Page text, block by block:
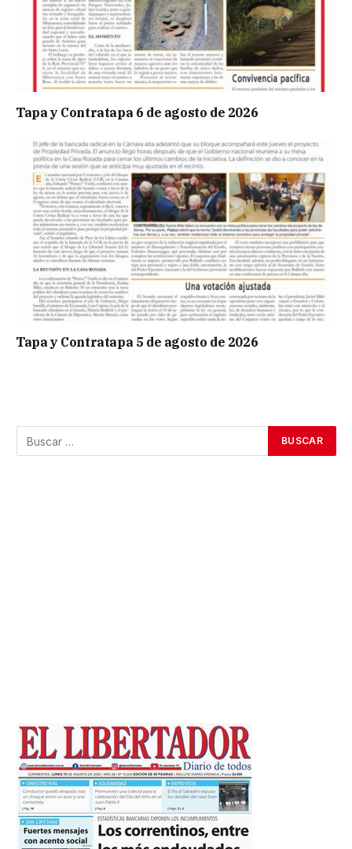
Tapa y Contratapa 6 de agosto de 2026
Tapa y Contratapa 5 de agosto de 2026